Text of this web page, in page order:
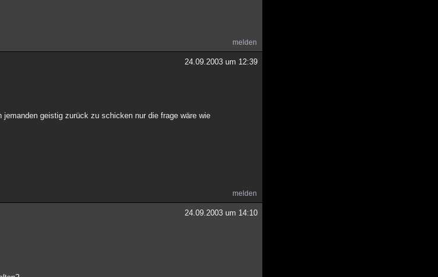
melden
24.09.2003 um 12:39
geistig zurück zu schicken nur die frage wäre wie
melden
24.09.2003 um 14:10